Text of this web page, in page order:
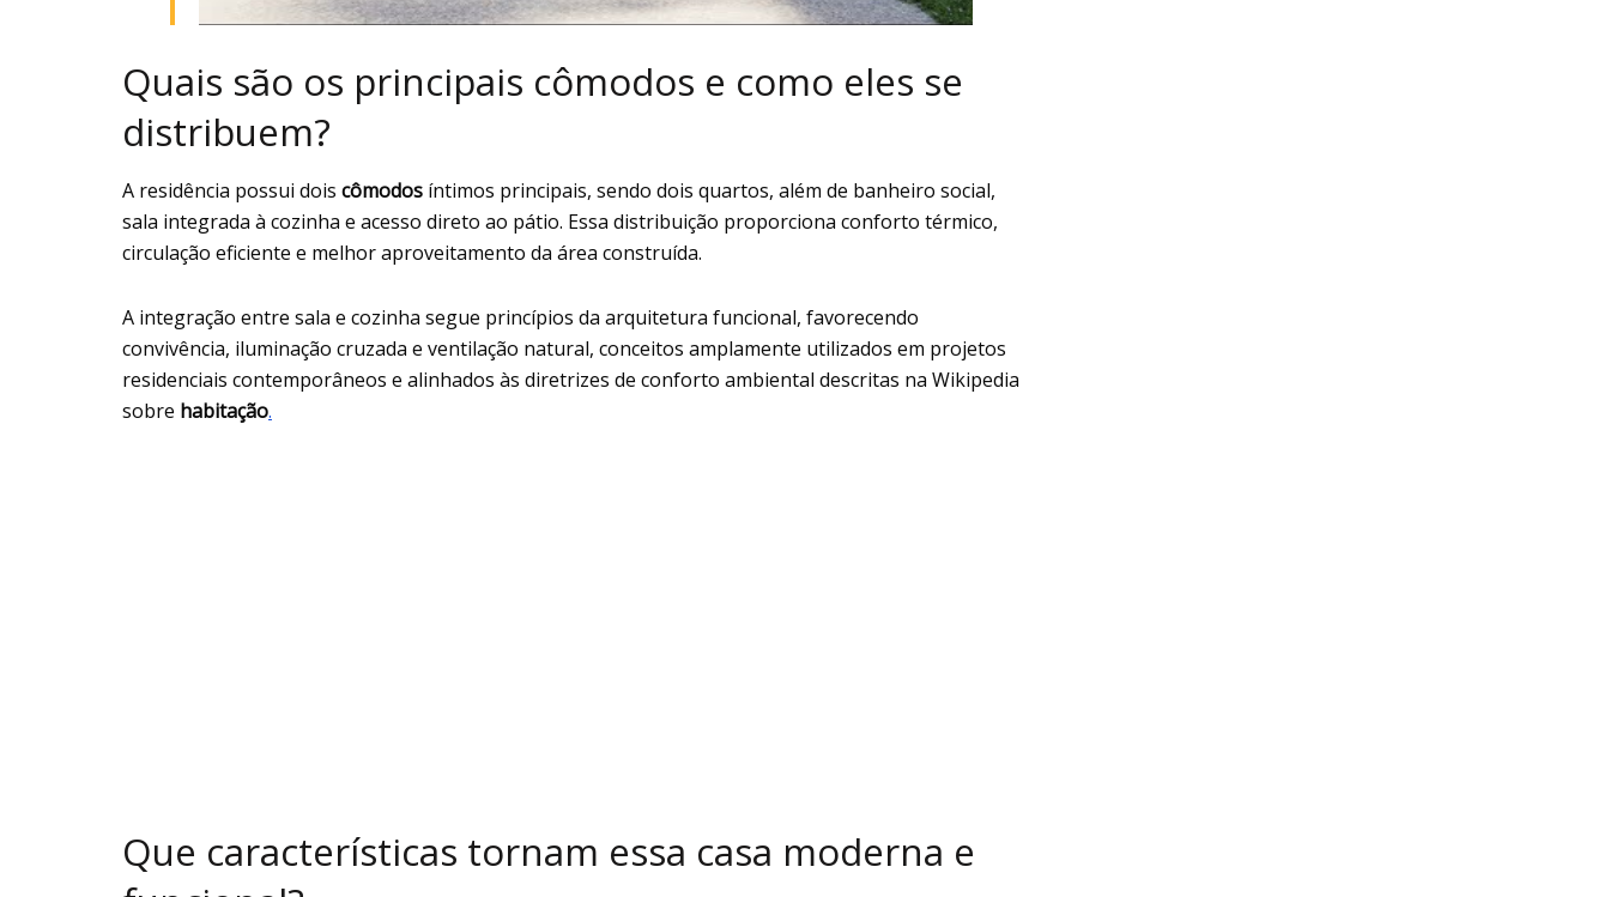
Quais são os principais cômodos e como eles se
distribuem?
A residência possui dois cômodos íntimos principais, sendo dois quartos, além de banheiro social,
sala integrada à cozinha e acesso direto ao pátio. Essa distribuição proporciona conforto térmico,
circulação eficiente e melhor aproveitamento da área construída.
A integração entre sala e cozinha segue princípios da arquitetura funcional, favorecendo
convivência, iluminação cruzada e ventilação natural, conceitos amplamente utilizados em projetos
residenciais contemporâneos e alinhados às diretrizes de conforto ambiental descritas na Wikipedia
sobre habitação.
Que características tornam essa casa moderna e